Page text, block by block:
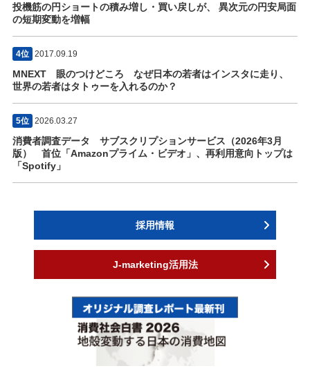
投機筋の円ショートの積み増し・買い戻しが、 異次元の円安局面
の短期変動を増幅
4位 2017.09.19
MNEXT 眼のつけどころ なぜ日本の若者はインスタに走り、
世界の若者はタトゥーを入れるのか？
5位 2026.03.27
消費者調査データ サブスクリプションサービス（2026年3月
版） 首位「Amazonプライム・ビデオ」、再利用意向トップは
「Spotify」
採用情報
J-marketing活用法